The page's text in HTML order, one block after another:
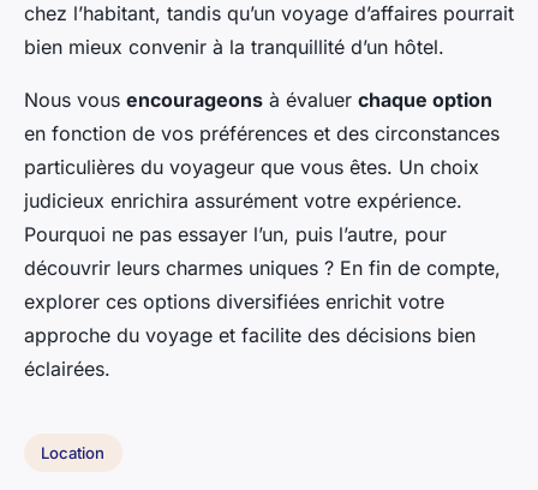
chez l’habitant, tandis qu’un voyage d’affaires pourrait
bien mieux convenir à la tranquillité d’un hôtel.
Nous vous encourageons à évaluer chaque option
en fonction de vos préférences et des circonstances
particulières du voyageur que vous êtes. Un choix
judicieux enrichira assurément votre expérience.
Pourquoi ne pas essayer l’un, puis l’autre, pour
découvrir leurs charmes uniques ? En fin de compte,
explorer ces options diversifiées enrichit votre
approche du voyage et facilite des décisions bien
éclairées.
Location